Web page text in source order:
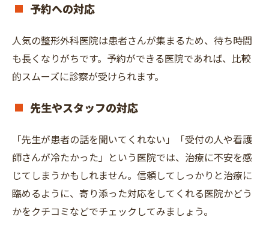
予約への対応
人気の整形外科医院は患者さんが集まるため、待ち時間
も長くなりがちです。予約ができる医院であれば、比較
的スムーズに診察が受けられます。
先生やスタッフの対応
「先生が患者の話を聞いてくれない」「受付の人や看護
師さんが冷たかった」という医院では、治療に不安を感
じてしまうかもしれません。信頼してしっかりと治療に
臨めるように、寄り添った対応をしてくれる医院かどう
かをクチコミなどでチェックしてみましょう。